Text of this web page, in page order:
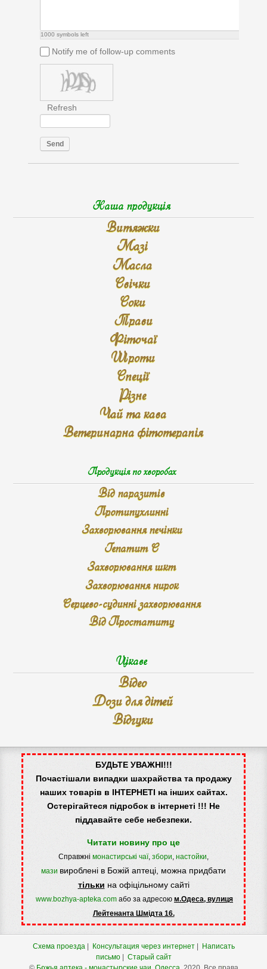
1000 symbols left
Notify me of follow-up comments
Refresh
Send
Наша продукція
Витяжки
Мазі
Масла
Свічки
Соки
Трави
Фіточаї
Шроти
Спеції
Різне
Чай та кава
Ветеринарна фітотерапія
Продукція по хворобах
Від паразитів
Протипухлинні
Захворювання печінки
Гепатит С
Захворювання шкт
Захворювання нирок
Серцево-судинні захворювання
Від Простатиту
Цікаве
Відео
Дози для дітей
Відгуки
БУДЬТЕ УВАЖНІ!!!
Почастішали випадки шахрайства та продажу
наших товарів в ІНТЕРНЕТІ на інших сайтах.
Остерігайтеся підробок в інтернеті !!! Не
піддавайте себе небезпеки.
Читати новину про це
Справжні монастирські чаї, збори, настойки,
мази вироблені в Божій аптеці, можна придбати
тільки на офіцільному сайті
www.bozhya-apteka.com або за адресою м.Одеса, вулиця
Лейтенанта Шмідта 16.
Схема проезда| Консультация через интернет|
Написать
письмо| Старый сайт